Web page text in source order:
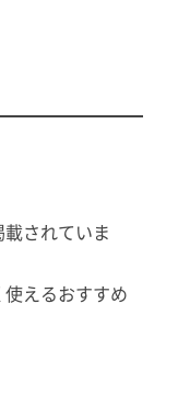
されていま
えるおすすめ